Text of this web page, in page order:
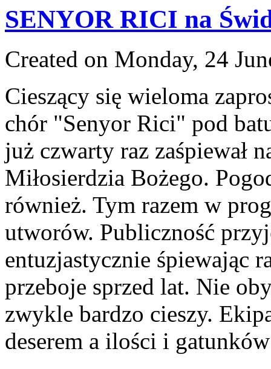
SENYOR RICI na
Created on Monday, 24
Cieszący się wieloma
chór "Senyor Rici" pod
już czwarty raz zaśpiewał
Miłosierdzia Bożego.
również. Tym razem w
utworów. Publiczność
entuzjastycznie śpiewając
przeboje sprzed lat. Nie
zwykle bardzo cieszy.
deserem a ilości i